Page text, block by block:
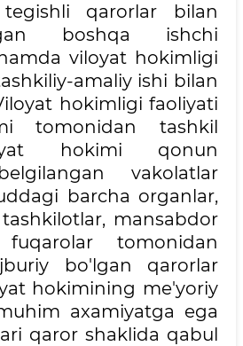
tegishli qarorlar bilan
boshqa ishchi
viloyat hokimligi
amaliy ishi bilan
hokimligi faoliyati
tomonidan tashkil
hokimi qonun
vakolatlar
barcha organlar,
mansabdor
tomonidan
bo'lgan qarorlar
hokimining me'yoriy
axamiyatga ega
qaror shaklida qabul